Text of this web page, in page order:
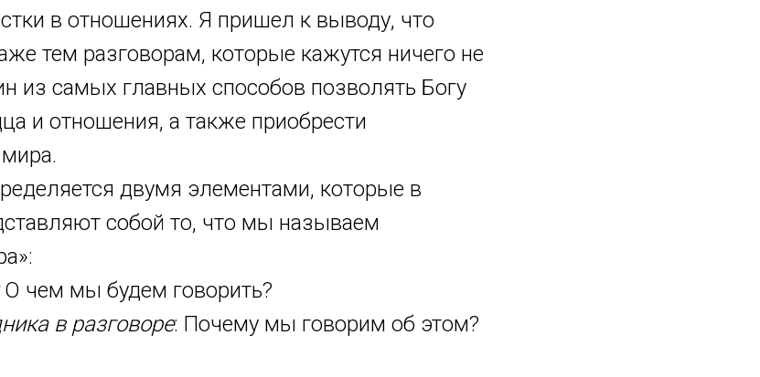
в отношениях. Я пришел к выводу, что
тем разговорам, которые кажутся ничего не
из самых главных способов позволять Богу
и отношения, а также приобрести
двумя элементами, которые в
собой то, что мы называем
О чем мы будем говорить?
в разговоре: Почему мы говорим об этом?